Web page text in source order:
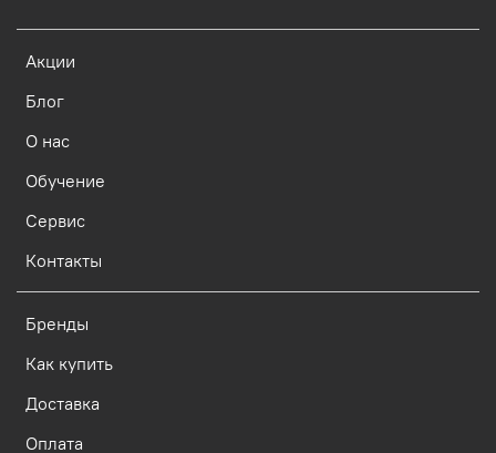
Акции
Блог
О нас
Обучение
Сервис
Контакты
Бренды
Как купить
Доставка
Оплата